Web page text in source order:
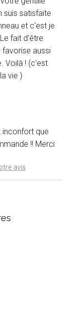
suis satisfaite
et c'est je
fait d'être
favorise aussi
Voilà ! (c'est
vie )
inconfort que
!! Merci
avis